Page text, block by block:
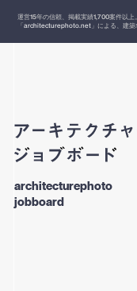
運営15年の信頼、掲載実績1,700案件以上
「architecturephoto.net 」による、建
architecturephoto
jobboard